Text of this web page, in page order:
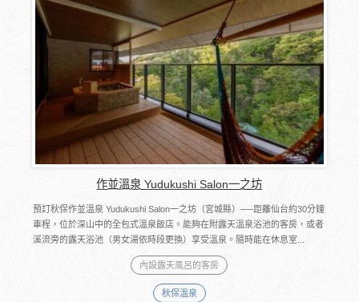
作並溫泉 Yudukushi Salon一之坊
預訂秋保作並溫泉 Yudukushi Salon一之坊（宮城縣）──距離仙台約30分鐘
車程，位於深山中的全包式溫泉飯店。能夠在附露天溫泉浴池的客房，或者
溪流旁的露天浴池（男女湯依時段更換）享受溫泉。隨時能在休息室...
內設露天風呂的客房
秋保溫泉